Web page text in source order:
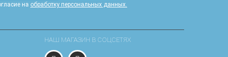
на обработку персональных данных.
НАШ МАГАЗИН В СОЦСЕТЯХ